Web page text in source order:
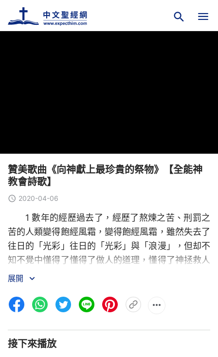
贊美歌曲《向神獻上最珍貴的祭物》【全能神
教會詩歌】
2020-04-06
1 數年的經歷過去了，經歷了熬煉之苦、刑罰之
苦的人類變得飽經風霜，變得飽經風霜，雖然失去了
往日的「光彩」往日的「光彩」與「浪漫」，但却不
知不覺中懂得了懂得了做人的道理，懂得了神拯救人
多年的良苦用心，懂得了神拯救人多年的良苦用心。
2 慢慢地，人開始恨惡自己的野蠻，恨惡自己的
難以馴服與對神的種種誤解種種誤解與奢求。時光不
神的憐愛也成了人新生活的動力。時光不能倒流，逝
展開
接下來播放